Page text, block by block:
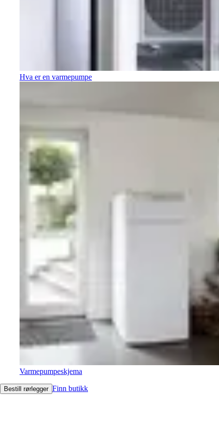
Hva er en varmepumpe
Varmepumpeskjema
Bestill rørlegger Finn butikk